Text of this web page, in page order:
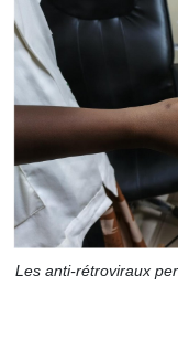
Les anti-rétroviraux